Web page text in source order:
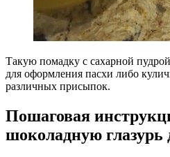
Такую помадку с сахарной
для оформления пасхи либо
различных присыпок.
Пошаговая
шоколадную глазурь